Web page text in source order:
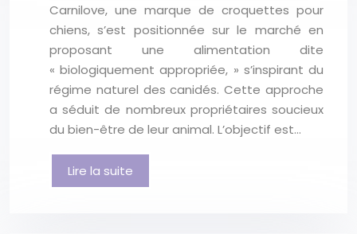
Carnilove, une marque de croquettes pour
chiens, s’est positionnée sur le marché en
proposant une alimentation dite
« biologiquement appropriée, » s’inspirant du
régime naturel des canidés. Cette approche
a séduit de nombreux propriétaires soucieux
du bien-être de leur animal. L’objectif est…
Lire la suite